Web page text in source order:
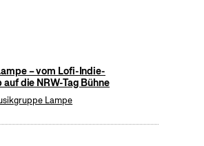
– vom Lofi-Indie-
die NRW-Tag Bühne
Lampe